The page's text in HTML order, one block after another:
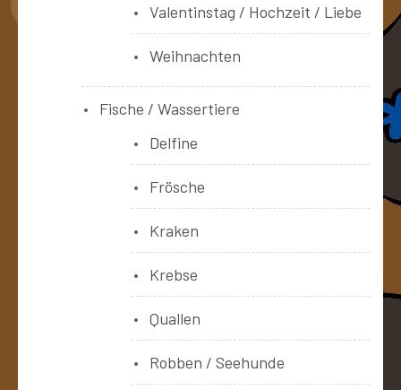
Valentinstag / Hochzeit / Liebe
Weihnachten
Fische / Wassertiere
Delfine
Frösche
Kraken
Krebse
Quallen
Robben / Seehunde